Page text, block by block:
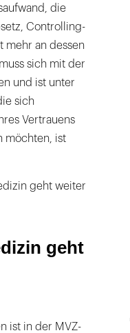
die
Controlling-
mehr an dessen
sich mit der
und ist unter
sich
Vertrauens
möchten, ist
geht weiter
geht
ist in der MVZ-